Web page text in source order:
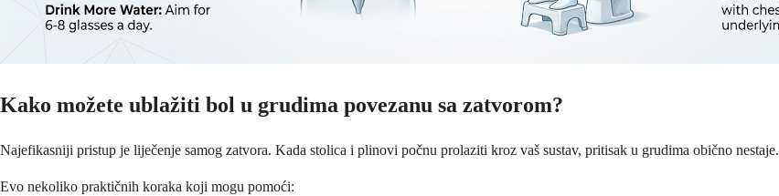
Kako možete ublažiti bol u grudima povezanu sa zatvorom?
Najefikasniji pristup je liječenje samog zatvora. Kada stolica i plinovi počnu prolaziti kroz vaš sustav, pritisak u grudima obično nestaje.
Evo nekoliko praktičnih koraka koji mogu pomoći: